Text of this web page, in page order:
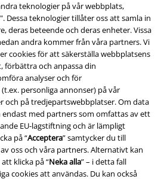
teknologier på vår webbplats,
Dessa teknologier tillåter oss att samla in
deras beteende och deras enheter. Vissa
andra kommer från våra partners. Vi
cookies för att säkerställa webbplatsens
förbättra och anpassa din
analyser och för
personliga annonser) på vår
och på tredjepartswebbplatser. Om data
endast med partners som omfattas av ett
EU-lagstiftning och är lämpligt
på “Acceptera” samtycker du till
oss och våra partners. Alternativt kan
klicka på “Neka alla” – i detta fall
cookies att användas. Du kan också
Villkor